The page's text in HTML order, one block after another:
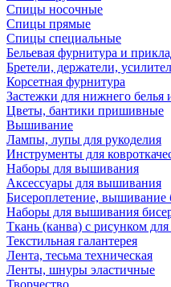
Спицы носочные
Спицы прямые
Спицы специальные
Бельевая фурнитура и
Бретели, держатели,
Корсетная фурнитура
Застежки для нижнего белья
Цветы, бантики пришивные
Вышивание
Лампы, лупы для рукоделия
Инструменты для
Наборы для вышивания
Аксессуары для вышивания
Бисероплетение, вышивание
Наборы для вышивания
Ткань (канва) с рисунком для
Текстильная галантерея
Лента, тесьма техническая
Ленты, шнуры эластичные
Творчество